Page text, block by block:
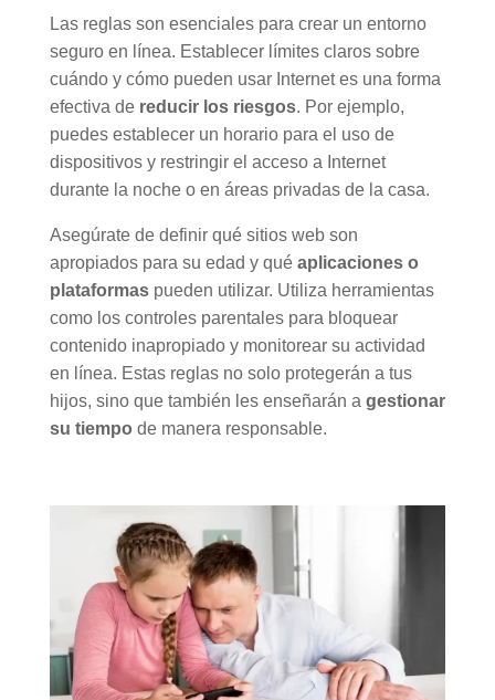
Las reglas son esenciales para crear un entorno
seguro en línea. Establecer límites claros sobre
cuándo y cómo pueden usar Internet es una forma
efectiva de reducir los riesgos. Por ejemplo,
puedes establecer un horario para el uso de
dispositivos y restringir el acceso a Internet
durante la noche o en áreas privadas de la casa.
Asegúrate de definir qué sitios web son
apropiados para su edad y qué aplicaciones o
plataformaspueden utilizar. Utiliza herramientas
como los controles parentales para bloquear
contenido inapropiado y monitorear su actividad
en línea. Estas reglas no solo protegerán a tus
hijos, sino que también les enseñarán a gestionar
su tiempo de manera responsable.